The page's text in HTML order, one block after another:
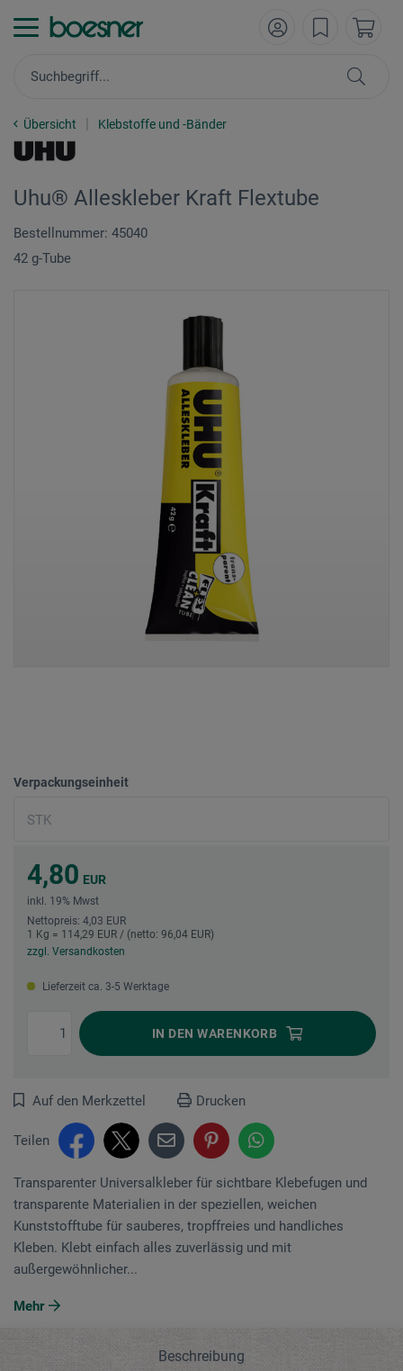
Übersicht Klebstoffe und -Bänder
Uhu® Alleskleber Kraft Flextube
Bestellnummer: 45040
42 g-Tube
Verpackungseinheit
4,80 EUR
inkl. 19% Mwst
Nettopreis: 4,03 EUR
1 Kg = 114,29 EUR / (netto: 96,04 EUR)
zzgl. Versandkosten
Lieferzeit ca. 3-5 Werktage
IN DEN WARENKORB
Auf den Merkzettel Drucken
Teilen
Transparenter Universalkleber für sichtbare Klebefugen und
transparente Mate­rialien in der speziellen, weichen
Kunststofftube für sauberes, tropffreies und handliches
Kleben. Klebt einfach alles zuverlässig und mit
außergewöhnlicher...
Mehr
Beschreibung